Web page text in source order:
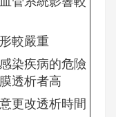
較嚴重
染疾病的危險
透析者高
更改透析時間